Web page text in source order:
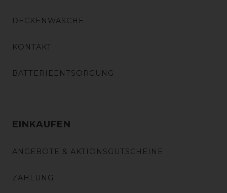
DECKENWÄSCHE
KONTAKT
BATTERIEENTSORGUNG
EINKAUFEN
ANGEBOTE & AKTIONSGUTSCHEINE
ZAHLUNG